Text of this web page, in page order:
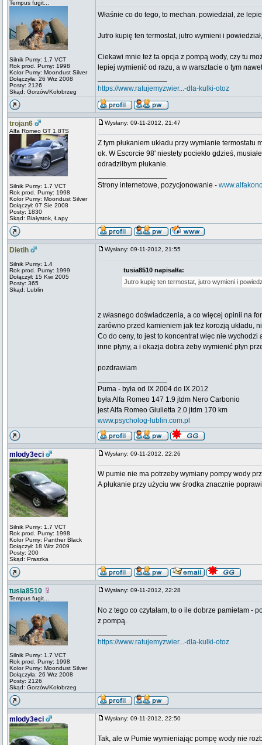
Tempus fugit...
Silnik Pumy: 1.7 VCT
Rok prod. Pumy: 1998
Kolor Pumy: Moondust Silver
Dołączyła: 26 Wrz 2008
Posty: 2126
Skąd: Gorzów/Kołobrzeg
Właśnie co do tego, to mechan. powiedział, że
Jutro kupię ten termostat, jutro wymieni i
Ciekawi mnie też ta opcja z pompą wody, czy tu
lepiej wymienić od razu, a w warsztacie o tym
https://www.ratujemyzwier...-dla-kulki-otoz
trojan6
Alfa Romeo GT 1.8TS
Silnik Pumy: 1.7 VCT
Rok prod. Pumy: 1998
Kolor Pumy: Moondust Silver
Dołączył: 07 Sie 2008
Posty: 1830
Skąd: Białystok, Łapy
Wysłany: 09-11-2012, 21:47
Z tym płukaniem układu przy wymianie termostatu
ok. W Escorcie 98' niestety pociekło gdzieś,
odradziłbym płukanie.
Strony internetowe, pozycjonowanie -
Dietih
Silnik Pumy: 1.4
Rok prod. Pumy: 1999
Dołączył: 15 Kwi 2005
Posty: 365
Skąd: Lublin
Wysłany: 09-11-2012, 21:55
tusia8510 napisał/a:
Jutro kupię ten termostat, jutro wymieni i
z własnego doświadczenia, a co więcej opinii na
zarówno przed kamieniem jak też korozją układu,
Co do ceny, to jest to koncentrat więc nie
inne płyny, a i okazja dobra żeby wymienić płyn
pozdrawiam
Puma - była od IX 2004 do IX 2012
była Alfa Romeo 147 1.9 jtdm Nero Carbonio
jest Alfa Romeo Giulietta 2.0 jtdm 170 km
www.psycholog-lublin.com.pl
mlody3eci
Silnik Pumy: 1.7 VCT
Rok prod. Pumy: 1998
Kolor Pumy: Panther Black
Dołączył: 18 Wrz 2009
Posty: 200
Skąd: Praszka
Wysłany: 09-11-2012, 22:26
W pumie nie ma potrzeby wymiany pompy wody
A płukanie przy użyciu ww środka znacznie
tusia8510
Tempus fugit...
Silnik Pumy: 1.7 VCT
Rok prod. Pumy: 1998
Kolor Pumy: Moondust Silver
Dołączyła: 26 Wrz 2008
Posty: 2126
Skąd: Gorzów/Kołobrzeg
Wysłany: 09-11-2012, 22:28
No z tego co czytałam, to o ile dobrze pamietam -
z pompą.
https://www.ratujemyzwier...-dla-kulki-otoz
mlody3eci Wysłany: 09-11-2012, 22:50
Tak, ale w Pumie wymieniając pompę wody nie